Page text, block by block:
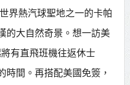
學製程進階培訓
週1.8萬人62例
交守護家鄉宣
界熱汽球聖地之一的卡帕
的大自然奇景。想一訪美
有直飛班機往返休士
時間。再搭配美國免簽，